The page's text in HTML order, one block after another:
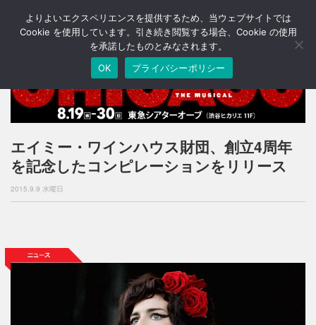
T
o
n
v
i
g
o
エイミー・ワインハウス財団、創立4周年
を記念したコンピレーションをリリース
2015.9.9 水曜日
よりよいエクスペリエンスを提供するため、当ウェブサイトでは
Cookie を使用しています。引き続き閲覧する場合、Cookie の使用
を承諾したものとみなされます。
OK
プライバシーポリシー